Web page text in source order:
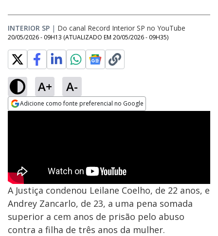
INTERIOR SP | Do canal Record Interior SP no YouTube
20/05/2026 - 09H13 (ATUALIZADO EM 20/05/2026 - 09H35)
A+ A-
Adicione como fonte preferencial no Google
A Justiça condenou Leilane Coelho, de 22 anos, e
Andrey Zancarlo, de 23, a uma pena somada
superior a cem anos de prisão pelo abuso
contra a filha de três anos da mulher.